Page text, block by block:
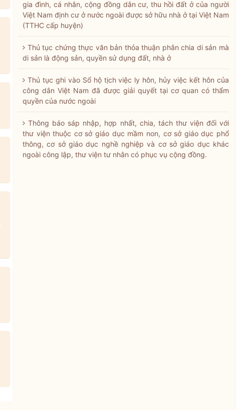
gia đình, cá nhân, cộng đồng dân cư, thu hồi đất ở của người
Việt Nam định cư ở nước ngoài được sở hữu nhà ở tại Việt Nam
(TTHC cấp huyện)
Thủ tục chứng thực văn bản thỏa thuận phân chia di sản mà
di sản là động sản, quyền sử dụng đất, nhà ở
Thủ tục ghi vào Sổ hộ tịch việc ly hôn, hủy việc kết hôn của
công dân Việt Nam đã được giải quyết tại cơ quan có thẩm
quyền của nước ngoài
Thông báo sáp nhập, hợp nhất, chia, tách thư viện đối với
thư viện thuộc cơ sở giáo dục mầm non, cơ sở giáo dục phổ
thông, cơ sở giáo dục nghề nghiệp và cơ sở giáo dục khác
ngoài công lập, thư viện tư nhân có phục vụ cộng đồng.